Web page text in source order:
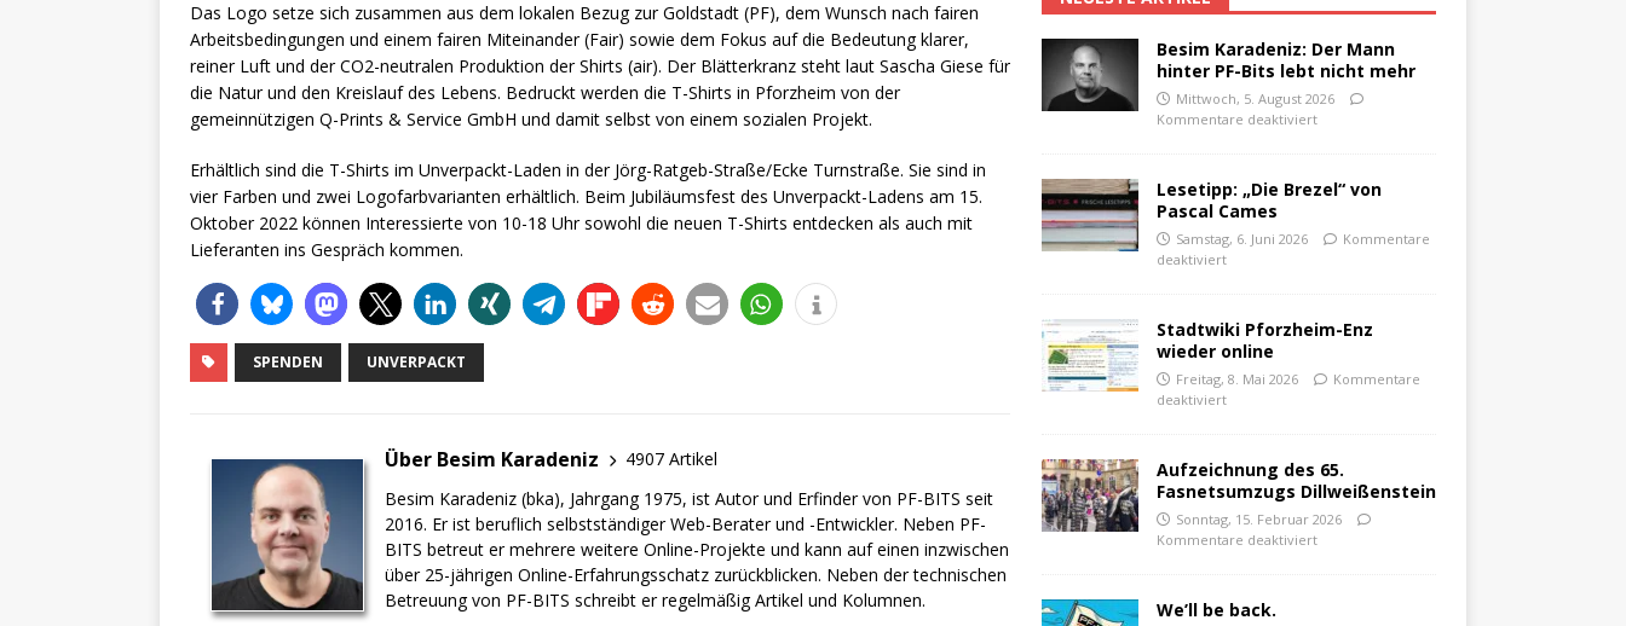
Das Logo setze sich zusammen aus dem lokalen Bezug zur Goldstadt (PF), dem Wunsch nach fairen
Arbeitsbedingungen und einem fairen Miteinander (Fair) sowie dem Fokus auf die Bedeutung klarer,
reiner Luft und der CO2-neutralen Produktion der Shirts (air). Der Blätterkranz steht laut Sascha Giese für
die Natur und den Kreislauf des Lebens. Bedruckt werden die T-Shirts in Pforzheim von der
gemeinnützigen Q-Prints & Service GmbH und damit selbst von einem sozialen Projekt.
Erhältlich sind die T-Shirts im Unverpackt-Laden in der Jörg-Ratgeb-Straße/Ecke Turnstraße. Sie sind in
vier Farben und zwei Logofarbvarianten erhältlich. Beim Jubiläumsfest des Unverpackt-Ladens am 15.
Oktober 2022 können Interessierte von 10-18 Uhr sowohl die neuen T-Shirts entdecken als auch mit
Lieferanten ins Gespräch kommen.
SPENDEN UNVERPACKT
Über Besim Karadeniz
4907 Artikel
Besim Karadeniz (bka), Jahrgang 1975, ist Autor und Erfinder von PF-BITS seit
2016. Er ist beruflich selbstständiger Web-Berater und -Entwickler. Neben PF-
BITS betreut er mehrere weitere Online-Projekte und kann auf einen inzwischen
über 25-jährigen Online-Erfahrungsschatz zurückblicken. Neben der technischen
Betreuung von PF-BITS schreibt er regelmäßig Artikel und Kolumnen.
Besim Karadeniz: Der Mann
hinter PF-Bits lebt nicht mehr
Mittwoch, 5. August 2026
Kommentare deaktiviert
Lesetipp: „Die Brezel“ von
Pascal Cames
Samstag, 6. Juni 2026
Kommentare
deaktiviert
Stadtwiki Pforzheim-Enz
wieder online
Freitag, 8. Mai 2026
Kommentare
deaktiviert
Aufzeichnung des 65.
Fasnetsumzugs Dillweißenstein
Sonntag, 15. Februar 2026
Kommentare deaktiviert
We’ll be back.